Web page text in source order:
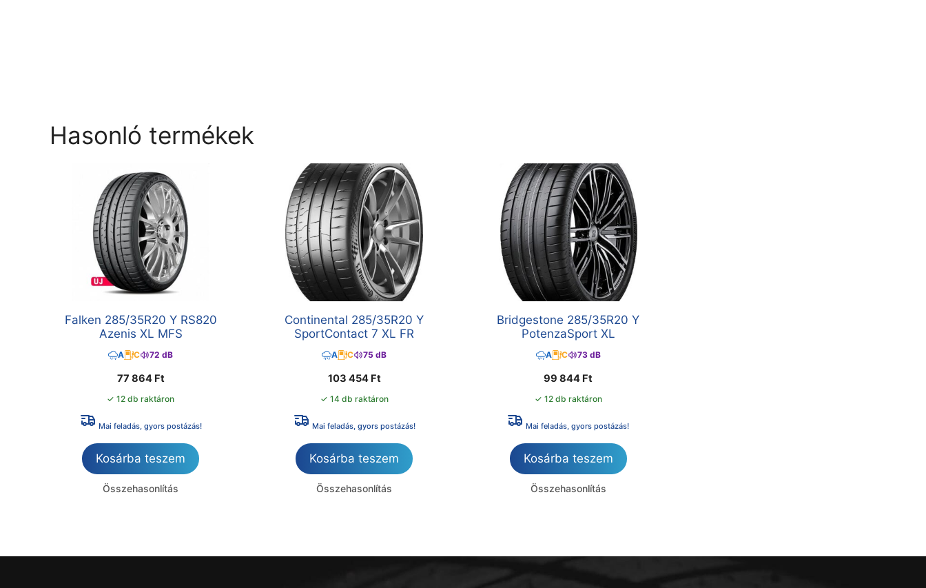
Hasonló termékek
Falken 285/35R20 Y RS820
Azenis XL MFS
A C 72 dB
77 864 Ft
✓ 12 db raktáron
Mai feladás, gyors postázás!
Kosárba teszem
Összehasonlítás
Continental 285/35R20 Y
SportContact 7 XL FR
A C 75 dB
103 454 Ft
✓ 14 db raktáron
Mai feladás, gyors postázás!
Kosárba teszem
Összehasonlítás
Bridgestone 285/35R20 Y
PotenzaSport XL
A C 73 dB
99 844 Ft
✓ 12 db raktáron
Mai feladás, gyors postázás!
Kosárba teszem
Összehasonlítás